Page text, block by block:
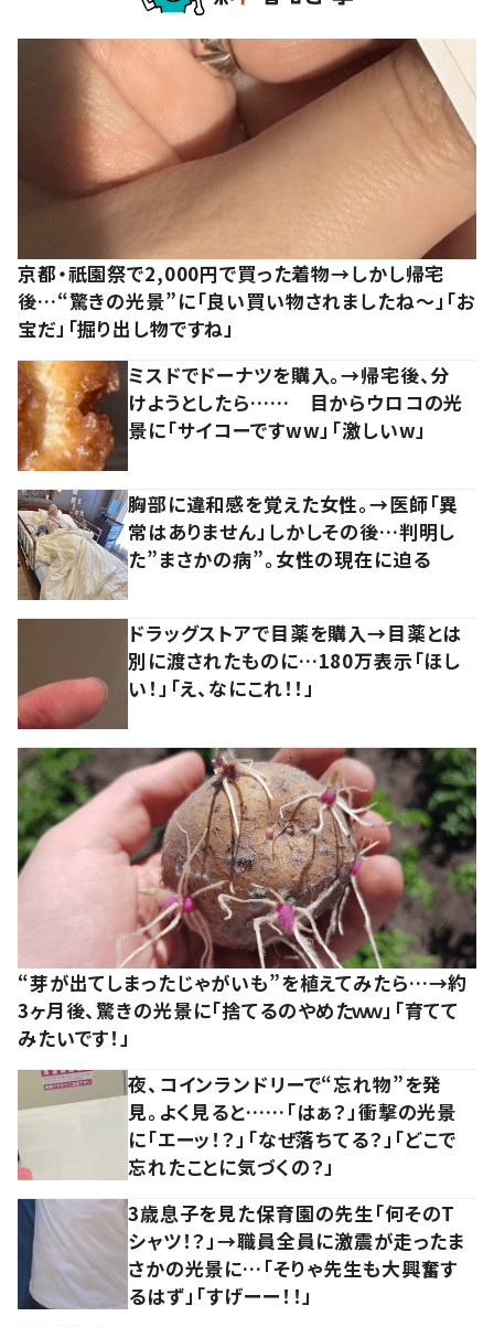
京都・祇園祭で2,000円で買った着物→しかし帰宅
後…“驚きの光景”に「良い買い物されましたね～」「お
宝だ」「掘り出し物ですね」
ミスドでドーナツを購入。→帰宅後、分
けようとしたら…… 目からウロコの光
景に「サイコーですww」「激しいw」
胸部に違和感を覚えた女性。→医師「異
常はありません」しかしその後…判明し
た”まさかの病”。女性の現在に迫る
ドラッグストアで目薬を購入→目薬とは
別に渡されたものに…180万表示「ほし
い！」「え、なにこれ！！」
“芽が出てしまったじゃがいも”を植えてみたら…→約
3ヶ月後、驚きの光景に「捨てるのやめたｗｗ」「育てて
みたいです！」
夜、コインランドリーで“忘れ物”を発
見。よく見ると……「はぁ？」衝撃の光景
に「エーッ！？」「なぜ落ちてる？」「どこで
忘れたことに気づくの？」
3歳息子を見た保育園の先生「何そのT
シャツ！？」→職員全員に激震が走ったま
さかの光景に…「そりゃ先生も大興奮す
るはず」「すげーー！！」